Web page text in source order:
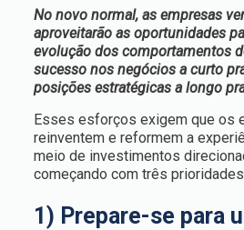
No novo normal, as empresas
aproveitarão as oportunidades
evolução dos comportamentos
sucesso nos negócios a curto
posições estratégicas a longo
Esses esforços exigem que os
reinventem e reformem a
meio de investimentos
começando com três
1) Prepare-se para